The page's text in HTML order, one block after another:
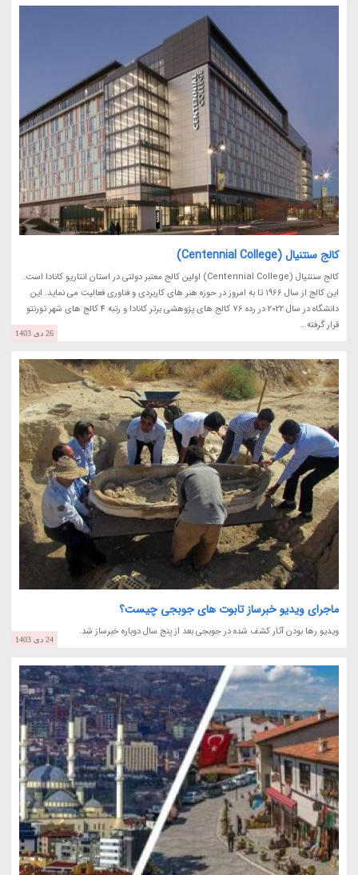
کالج سنتنیال (Centennial College)
کالج سنتنیال (Centennial College) اولین کالج معتبر دولتی در استان انتاریو کانادا است.
این کالج از سال 1966 تا به امروز در حوزه هنر های کاربردی و فناوری فعالیت می نماید. این
دانشگاه در سال 2022 در رده 76 کالج های پژوهشی برتر کانادا و رتبه 4 کالج های شهر تورنتو
قرار گرفته...
26 دی 1403
ماجرای ویدیو خبرساز تابوت های جوبجی چیست؟
ویدیو رها بودن آثار کشف شده در جوبجی بعد از پنج سال دوباره خبرساز شد.
24 دی 1403